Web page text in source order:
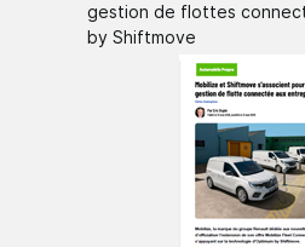
gestion de flottes
by Shiftmove